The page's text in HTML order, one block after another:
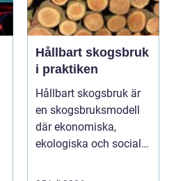
Hållbart skogsbruk
i praktiken
Hållbart skogsbruk är
en skogsbruksmodell
där ekonomiska,
ekologiska och sociala